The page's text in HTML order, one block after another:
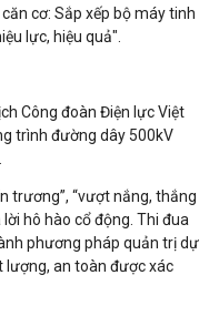
cơ: Sắp xếp bộ máy tinh
lực, hiệu quả".
Công đoàn Điện lực Việt
trình đường dây 500kV
trương”, “vượt nắng, thắng
hô hào cổ động. Thi đua
phương pháp quản trị dự
lượng, an toàn được xác